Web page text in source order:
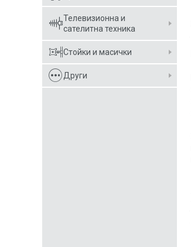
Телевизионна и
сателитна техника
Стойки и масички
Други